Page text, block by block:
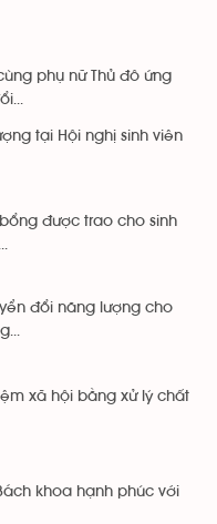
phụ nữ Thủ đô ứng
tại Hội nghị sinh viên
được trao cho sinh
đổi năng lượng cho
xã hội bằng xử lý chất
khoa hạnh phúc với